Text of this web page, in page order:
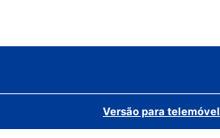
Versão para telemóvel